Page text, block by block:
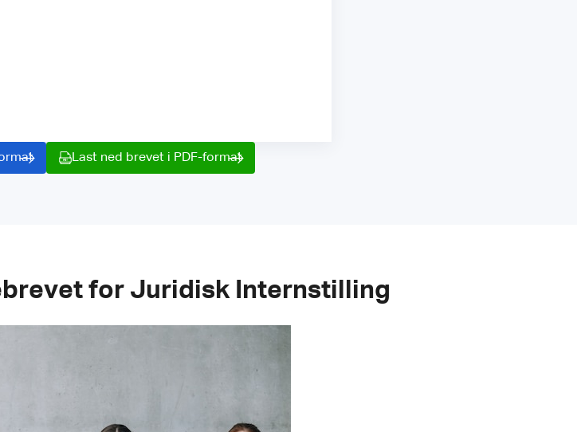
Last ned brevet i PDF-format
for Juridisk Internstilling